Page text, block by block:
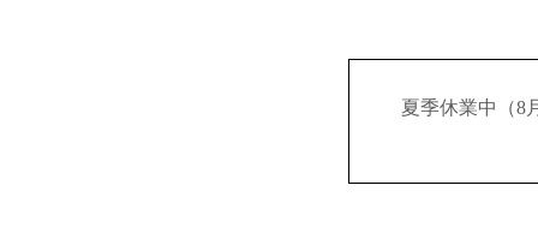
夏季休業中（8